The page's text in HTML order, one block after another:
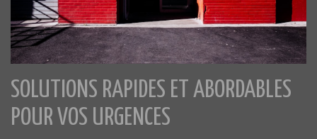
SOLUTIONS RAPIDES ET ABORDABLES
POUR VOS URGENCES